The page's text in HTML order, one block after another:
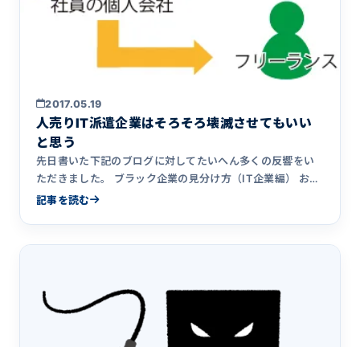
2017.05.19
人売りIT派遣企業はそろそろ壊滅させてもいい
と思う
先日書いた下記のブログに対してたいへん多くの反響をい
ただきました。 ブラック企業の見分け方（IT企業編） おか
げさまで本&hellip;
記事を読む